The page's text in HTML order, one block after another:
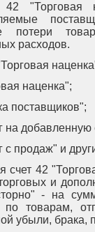
"Торговая
потери
расходов.
наценка";
поставщиков";
на добавленную
с продаж" и
счет 42
и
- на
по товарам,
убыли, брака,